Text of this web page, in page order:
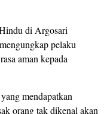
di Argosari
pelaku
aman kepada
mendapatkan
orang tak dikenal akan